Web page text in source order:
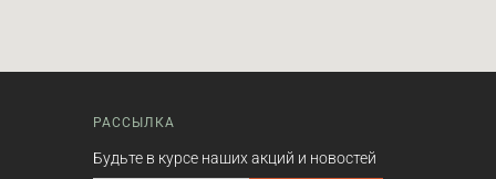
РАССЫЛКА
Будьте в курсе наших акций и новостей